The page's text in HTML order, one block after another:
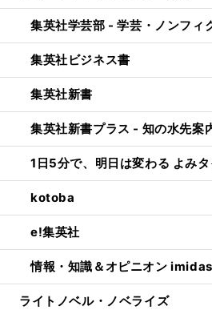
集英社学芸部 - 学芸・ノンフィ
集英社ビジネス書
集英社新書
集英社新書プラス - 知の水先案
1日5分で、明日は変わる よみ
kotoba
e!集英社
情報・知識＆オピニオン imidas
ライトノベル・ノベライズ